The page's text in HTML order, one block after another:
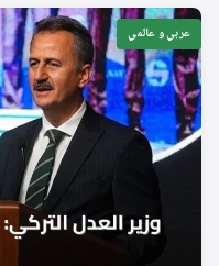
عربي و عالمي